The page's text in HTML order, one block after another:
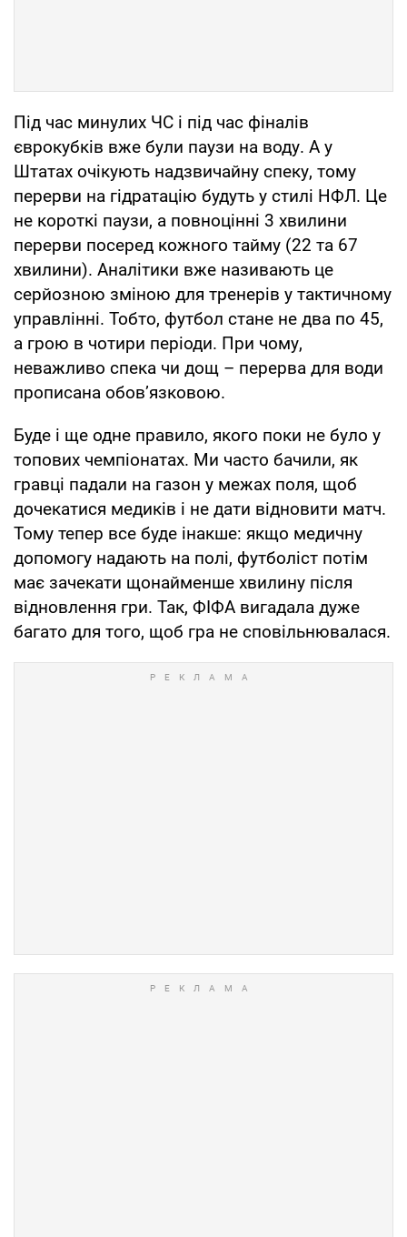
Під час минулих ЧС і під час фіналів
єврокубків вже були паузи на воду. А у
Штатах очікують надзвичайну спеку, тому
перерви на гідратацію будуть у стилі НФЛ. Це
не короткі паузи, а повноцінні 3 хвилини
перерви посеред кожного тайму (22 та 67
хвилини). Аналітики вже називають це
серйозною зміною для тренерів у тактичному
управлінні. Тобто, футбол стане не два по 45,
а грою в чотири періоди. При чому,
неважливо спека чи дощ – перерва для води
прописана обов’язковою.
Буде і ще одне правило, якого поки не було у
топових чемпіонатах. Ми часто бачили, як
гравці падали на газон у межах поля, щоб
дочекатися медиків і не дати відновити матч.
Тому тепер все буде інакше: якщо медичну
допомогу надають на полі, футболіст потім
має зачекати щонайменше хвилину після
відновлення гри. Так, ФІФА вигадала дуже
багато для того, щоб гра не сповільнювалася.